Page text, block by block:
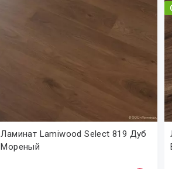
Ламинат Lamiwood Select 819 Дуб
Мореный